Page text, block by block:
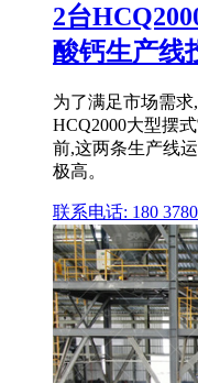
2台
酸钙生产线
为了满足市场需
HCQ2000大型摆
前,这两条生产线
极高。
联系电话: 180 3780